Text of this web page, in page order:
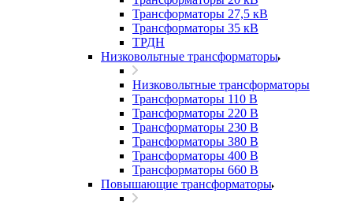
Трансформаторы 27,5 кВ
Трансформаторы 35 кВ
ТРДН
Низковольтные трансформаторы
Низковольтные трансформаторы
Трансформаторы 110 В
Трансформаторы 220 В
Трансформаторы 230 В
Трансформаторы 380 В
Трансформаторы 400 В
Трансформаторы 660 В
Повышающие трансформаторы